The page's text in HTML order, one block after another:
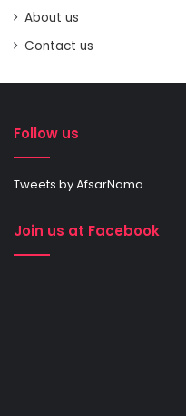
About us
Contact us
Follow us
Tweets by AfsarNama
Join us at Facebook